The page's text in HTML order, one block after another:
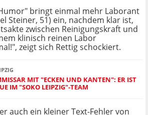
bringt einmal mehr Laborant
Steiner, 51) ein, nachdem klar ist,
zwischen Reinigungskraft und
klinisch reinen Labor
zeigt sich Rettig schockiert.
MIT "ECKEN UND KANTEN": ER IST
IM "SOKO LEIPZIG"-TEAM
auch ein kleiner Text-Fehler von